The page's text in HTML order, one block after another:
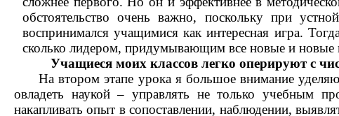
обстоятельство очень важно, поскольку при
воспринимался учащимися как интересная игра.
сколько лидером, придумывающим все новые и новые
Учащиеся моих классов легко оперируют с
На втором этапе урока я большое внимание
овладеть наукой – управлять не только учебным
накапливать опыт в сопоставлении, наблюдении,